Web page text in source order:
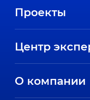
Проекты
Центр
О компании